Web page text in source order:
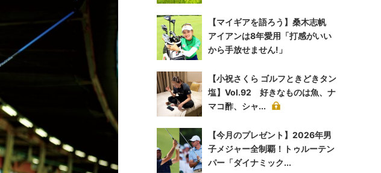
【マイギアを語ろう】桑木志帆
アイアンは8年愛用「打感がいい
から手放せません!」
【小祝さくら ゴルフときどきタン
塩】Vol.92 好きなものは魚、ナ
マコ酢、シャ...
【今月のプレゼント】2026年男
子メジャー全制覇！トゥルーテン
パー「ダイナミック...